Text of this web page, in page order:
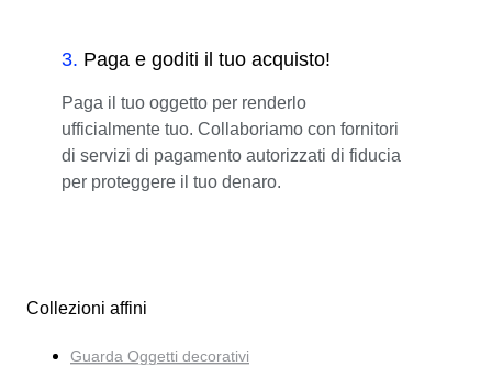
3. Paga e goditi il tuo acquisto!
Paga il tuo oggetto per renderlo
ufficialmente tuo. Collaboriamo con fornitori
di servizi di pagamento autorizzati di fiducia
per proteggere il tuo denaro.
Collezioni affini
Guarda Oggetti decorativi